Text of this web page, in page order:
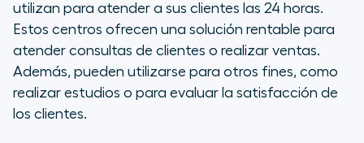
utilizan para atender a sus clientes las 24 horas.
Estos centros ofrecen una solución rentable para
atender consultas de clientes o realizar ventas.
Además, pueden utilizarse para otros fines, como
realizar estudios o para evaluar la satisfacción de
los clientes.